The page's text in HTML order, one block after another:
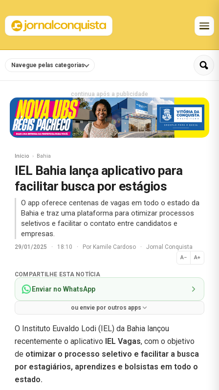
Navegue pelas categorias
continua após a publicidade
Início Bahia
IEL Bahia lança aplicativo para
facilitar busca por estágios
O app oferece centenas de vagas em todo o estado da
Bahia e traz uma plataforma para otimizar processos
seletivos e facilitar o contato entre candidatos e
empresas.
29/01/2025 · 18:10 · Por Kamile Cardoso · Jornal Conquista
A− A+
Normal
COMPARTILHE ESTA NOTÍCIA
Enviar no WhatsApp
ou envie por outros apps
O Instituto Euvaldo Lodi (IEL) da Bahia lançou
recentemente o aplicativo IEL Vagas, com o objetivo
de otimizar o processo seletivo e facilitar a busca
por estagiários, aprendizes e bolsistas em todo o
estado.